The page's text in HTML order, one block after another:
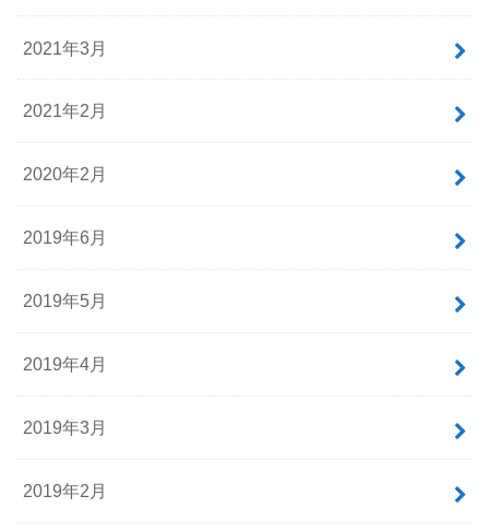
2021年3月
2021年2月
2020年2月
2019年6月
2019年5月
2019年4月
2019年3月
2019年2月